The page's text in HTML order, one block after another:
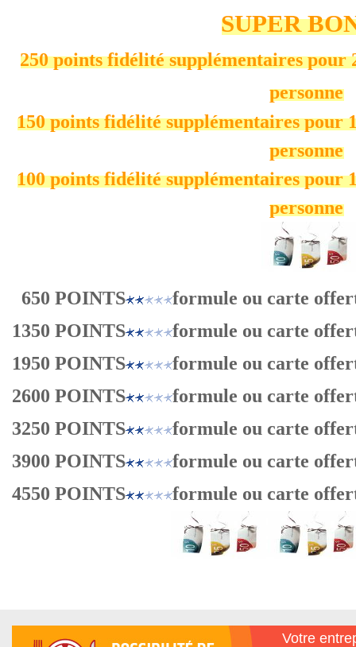
SUPER
250 points fidélité supplémentaires
personne
150 points fidélité supplémentaires pour
personne
100 points fidélité supplémentaires pour
personne
650 POINTS
formule ou carte
1350 POINTS
formule ou carte
1950 POINTS
formule ou carte
2600 POINTS
formule ou carte
3250 POINTS
formule ou carte
3900 POINTS
formule ou carte
4550 POINTS
formule ou carte
Votre